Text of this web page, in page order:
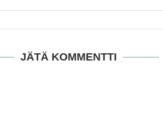
JÄTÄ KOMMENTTI